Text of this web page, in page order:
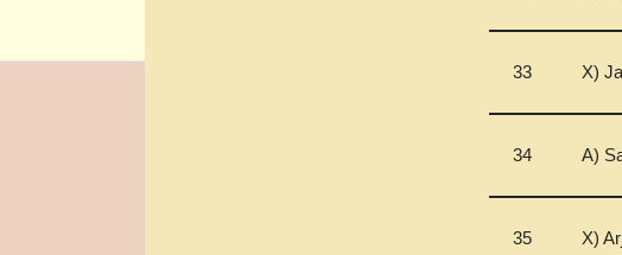
33 X)
34 A)
35 X)